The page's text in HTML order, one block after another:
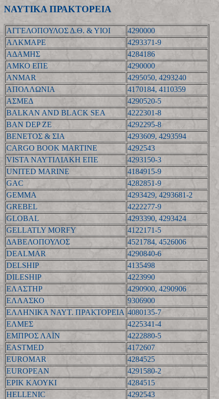
ΝΑΥΤΙΚΑ ΠΡΑΚΤΟΡΕΙΑ
ΑΓΓΕΛΟΠΟΥΛΟΣ Δ.Θ. & ΥΙΟΙ
4290000
ΑΛΚΜΑΡΕ
4293371-9
ΑΔΑΜΗΣ
4284186
ΑΜΚΟ ΕΠΕ
4290000
ANMAR
4295050, 4293240
ΑΠΟΛΛΩΝΙΑ
4170184, 4110359
ΑΣΜΕΔ
4290520-5
BALKAN AND BLACK SEA
4222301-8
BAN DEP ZE
4292295-8
ΒΕΝΕΤΟΣ & ΣΙΑ
4293609, 4293594
CARGO BOOK MARTINE
4292543
VISTA ΝΑΥΤΙΛΙΑΚΗ ΕΠΕ
4293150-3
UNITED MARINE
4184915-9
GAC
4282851-9
GEMMA
4293429, 4293681-2
GREBEL
4222277-9
GLOBAL
4293390, 4293424
GELLATLY MORFY
4122171-5
ΔΑΒΕΛΟΠΟΥΛΟΣ
4521784, 4526006
DEALMAR
4290840-6
DELSHIP
4135498
DILESHIP
4223990
ΕΛΑΣΤΗΡ
4290900, 4290906
ΕΛΛΑΣΚΟ
9306900
ΕΛΛΗΝΙΚΑ ΝΑΥΤ. ΠΡΑΚΤΟΡΕΙΑ 4080135-7
ΕΛΜΕΣ
4225341-4
ΕΜΠΡΟΣ ΛΑΪΝ
4222880-5
EASTMED
4172607
EUROMAR
4284525
EUROPEAN
4291580-2
ΕΡΙΚ ΚΑΟΥΚΙ
4284515
HELLENIC
4292543